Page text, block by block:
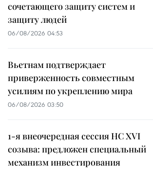
сочетающего защиту систем и
защиту людей
06/08/2026 04:53
Вьетнам подтверждает
приверженность совместным
усилиям по укреплению мира
06/08/2026 03:50
1-я внеочередная сессия НС XVI
созыва: предложен специальный
механизм инвестирования